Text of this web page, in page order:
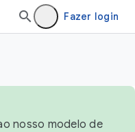
Fazer login
nosso modelo de